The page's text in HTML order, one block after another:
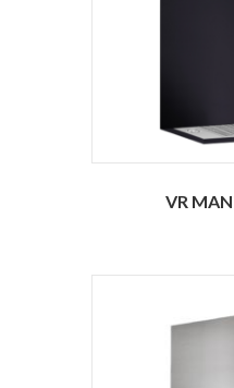
VR